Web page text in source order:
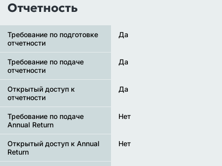
Отчетность
Требование по подготовке
отчетности
Да
Требование по подаче
отчетности
Да
Открытый доступ к
отчетности
Да
Требование по подаче
Annual Return
Нет
Открытый доступ к Annual
Return
Нет